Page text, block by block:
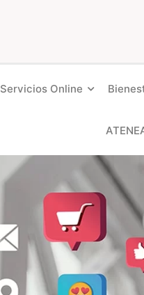
Servicios Online